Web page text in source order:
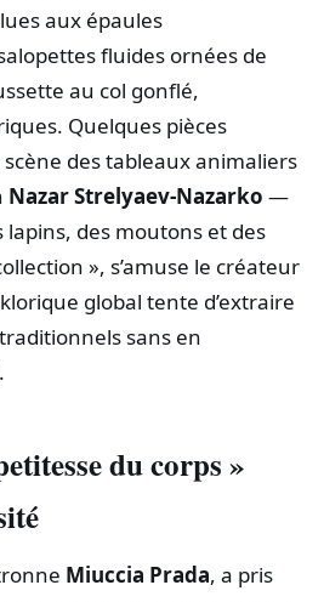
aux épaules
fluides ornées de
au col gonflé,
Quelques pièces
des tableaux animaliers
Nazar Strelyaev‑Nazarko —
lapins, des moutons et des
», s’amuse le créateur
global tente d’extraire
sans en
du corps »
Miuccia Prada, a pris